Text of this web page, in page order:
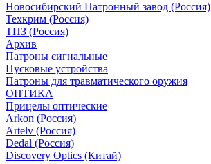
Новосибирский Патронный завод (Россия)
Техкрим (Россия)
ТПЗ (Россия)
Архив
Патроны сигнальные
Пусковые устройства
Патроны для травматического оружия
ОПТИКА
Прицелы оптические
Arkon (Россия)
Artelv (Россия)
Dedal (Россия)
Discovery Optics (Китай)